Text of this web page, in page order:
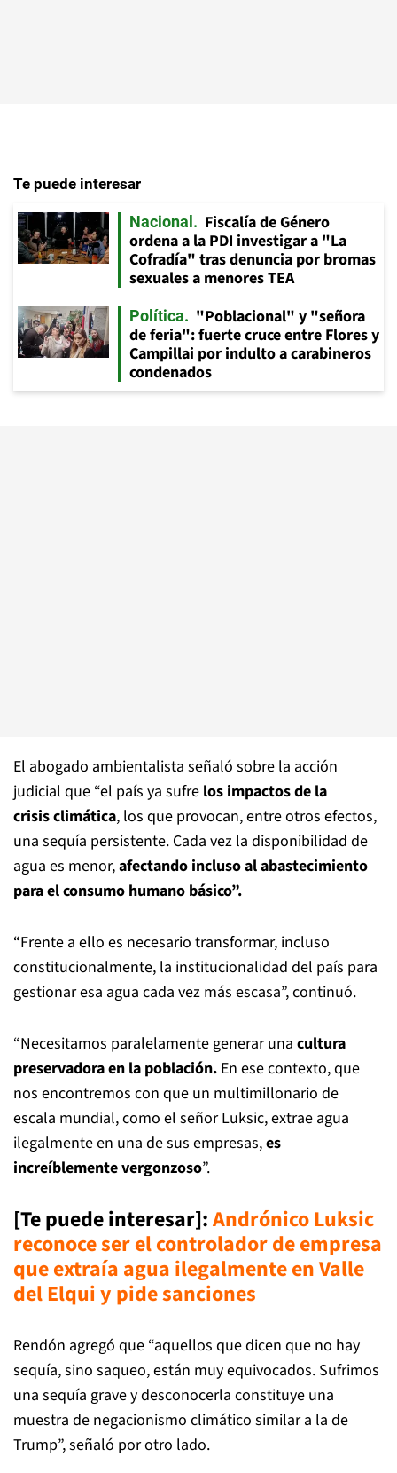
Te puede interesar
Nacional
Fiscalía de Género
ordena a la PDI investigar a "La
Cofradía" tras denuncia por bromas
sexuales a menores TEA
Política
"Poblacional" y "señora
de feria": fuerte cruce entre Flores y
Campillai por indulto a carabineros
condenados
El abogado ambientalista señaló sobre la acción
judicial que “el país ya sufre los impactos de la
crisis climática, los que provocan, entre otros efectos,
una sequía persistente. Cada vez la disponibilidad de
agua es menor,afectando incluso al abastecimiento
para el consumo humano básico”.
“Frente a ello es necesario transformar, incluso
constitucionalmente, la institucionalidad del país para
gestionar esa agua cada vez más escasa”, continuó.
“Necesitamos paralelamente generar una cultura
preservadora en la población. En ese contexto, que
nos encontremos con que un multimillonario de
escala mundial, como el señor Luksic, extrae agua
ilegalmente en una de sus empresas,es
increíblemente vergonzoso”.
[Te puede interesar]:Andrónico Luksic
reconoce ser el controlador de empresa
que extraía agua ilegalmente en Valle
del Elqui y pide sanciones
Rendón agregó que “aquellos que dicen que no hay
sequía, sino saqueo, están muy equivocados. Sufrimos
una sequía grave y desconocerla constituye una
muestra de negacionismo climático similar a la de
Trump”, señaló por otro lado.